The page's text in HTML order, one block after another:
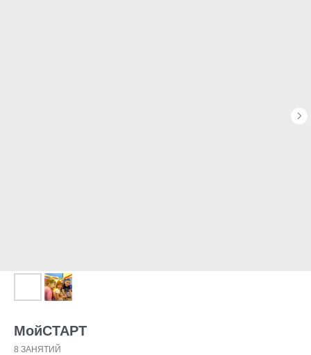
МойСТАРТ
8 ЗАНЯТИЙ